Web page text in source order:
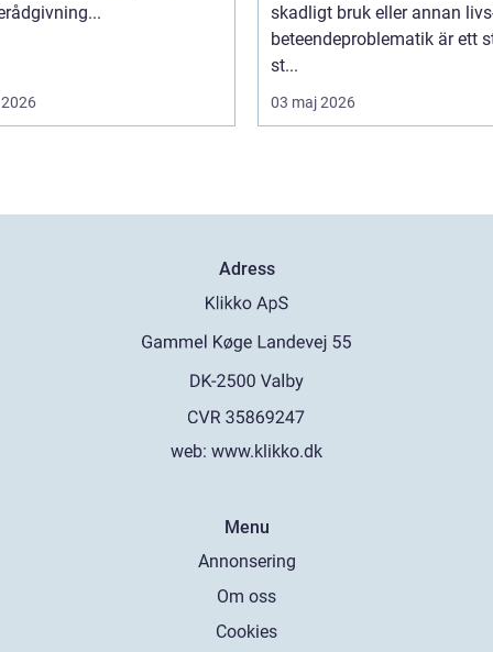
skadligt bruk eller annan
beteendeproblematik är ett
st...
03 maj 2026
Adress
web: www.klikko.dk
Menu
Annonsering
Om oss
Cookies